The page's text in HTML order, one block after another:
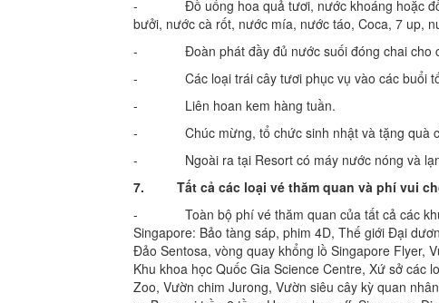
- Đồ uống hoa quả tươi, nước khoáng hoặc đồ
bưởi, nước cà rốt, nước mía, nước táo, Coca, 7 up,
- Đoàn phát đầy đủ nước suối đóng chai cho
- Các loại trái cây tươi phục vụ vào các buổi tối
- Liên hoan kem hàng tuần.
- Chúc mừng, tổ chức sinh nhật và tặng quà
- Ngoài ra tại Resort có máy nước nóng và
7. Tất cả các loại vé thăm quan và phí vui
- Toàn bộ phí vé thăm quan của tất cả các khu
Singapore: Bảo tàng sáp, phim 4D, Thế giới Đại
Đảo Sentosa, vòng quay khổng lồ Singapore Flyer,
Khu khoa học Quốc Gia Science Centre, Xứ sở các
Zoo, Vườn chim Jurong, Vườn siêu cây kỳ quan